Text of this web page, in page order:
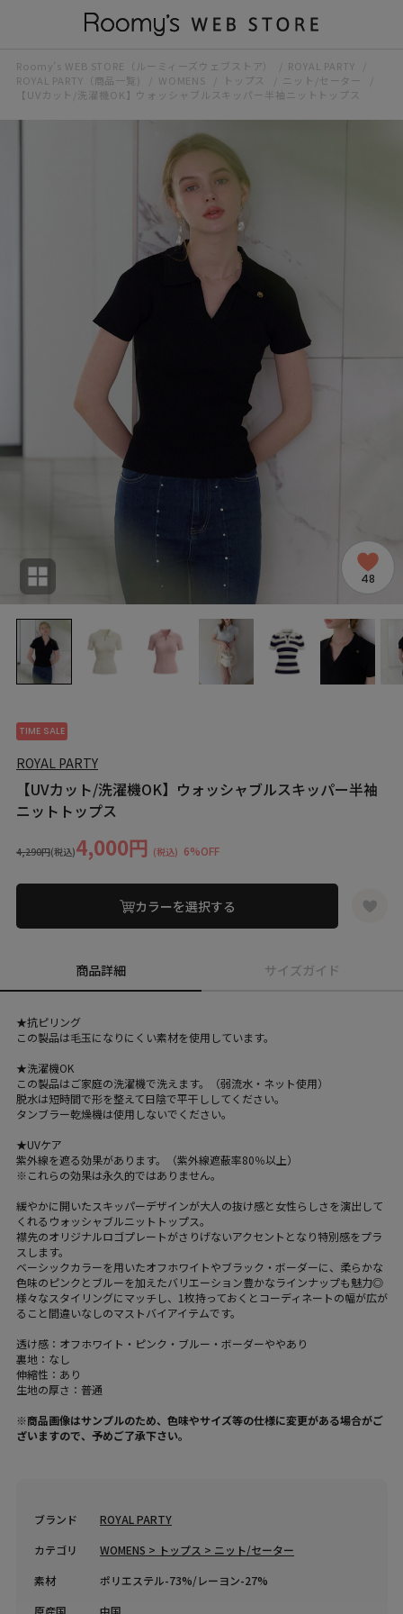
Roomy’s WEB STORE（ルーミィーズウェブストア）
ROYAL PARTY
ROYAL PARTY（商品一覧)
WOMENS トップス
ニット/セーター
【UVカット/洗濯機OK】ウォッシャブルスキッパー半袖ニットトップス
48
TIME SALE
ROYAL PARTY
【UVカット/洗濯機OK】ウォッシャブルスキッパー半袖
ニットトップス
4,290円(税込)4,000円 (税込) 6%OFF
カラーを選択する
商品詳細 サイズガイド
★抗ピリング
この製品は毛玉になりにくい素材を使用しています。
★洗濯機OK
この製品はご家庭の洗濯機で洗えます。（弱流水・ネット使用）
脱水は短時間で形を整えて日陰で平干ししてください。
タンブラー乾燥機は使用しないでください。
★UVケア
紫外線を遮る効果があります。（紫外線遮蔽率80％以上）
※これらの効果は永久的ではありません。
緩やかに開いたスキッパーデザインが大人の抜け感と女性らしさを演出して
くれるウォッシャブルニットトップス。
襟先のオリジナルロゴプレートがさりげないアクセントとなり特別感をプラ
スします。
ベーシックカラーを用いたオフホワイトやブラック・ボーダーに、柔らかな
色味のピンクとブルーを加えたバリエーション豊かなラインナップも魅力◎
様々なスタイリングにマッチし、1枚持っておくとコーディネートの幅が広が
ること間違いなしのマストバイアイテムです。
透け感：オフホワイト・ピンク・ブルー・ボーダーややあり
裏地：なし
伸縮性：あり
生地の厚さ：普通
※商品画像はサンプルのため、色味やサイズ等の仕様に変更がある場合がご
ざいますので、予めご了承下さい。
ブランド
ROYAL PARTY
カテゴリ
WOMENS > トップス > ニット/セーター
素材
ポリエステル-73%/レーヨン-27%